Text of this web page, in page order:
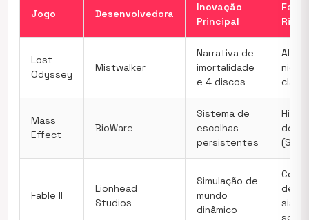
Jogo Desenvolvedora
Inovação
Principal
Risco
Lost
Odyssey
Mistwalker
Narrativa de
imortalidade
e 4 discos
Alto
nicho
Mass
Effect
BioWare
Sistema de
escolhas
persistentes
de
Fable II
Lionhead
Studios
Simulação de
mundo
dinâmico
de IA